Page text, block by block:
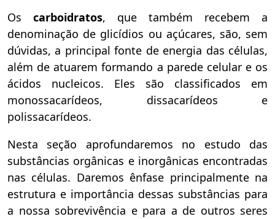
Os carboidratos, que também recebem a
denominação de glicídios ou açúcares, são, sem
dúvidas, a principal fonte de energia das células,
além de atuarem formando a parede celular e os
ácidos nucleicos. Eles são classificados em
monossacarídeos, dissacarídeos e
polissacarídeos.
Nesta seção aprofundaremos no estudo das
substâncias orgânicas e inorgânicas encontradas
nas células. Daremos ênfase principalmente na
estrutura e importância dessas substâncias para
a nossa sobrevivência e para a de outros seres